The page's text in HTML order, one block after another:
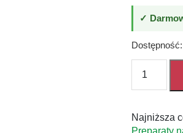
✓
Duracid
Spray
osy
Najniższa
Preparaty